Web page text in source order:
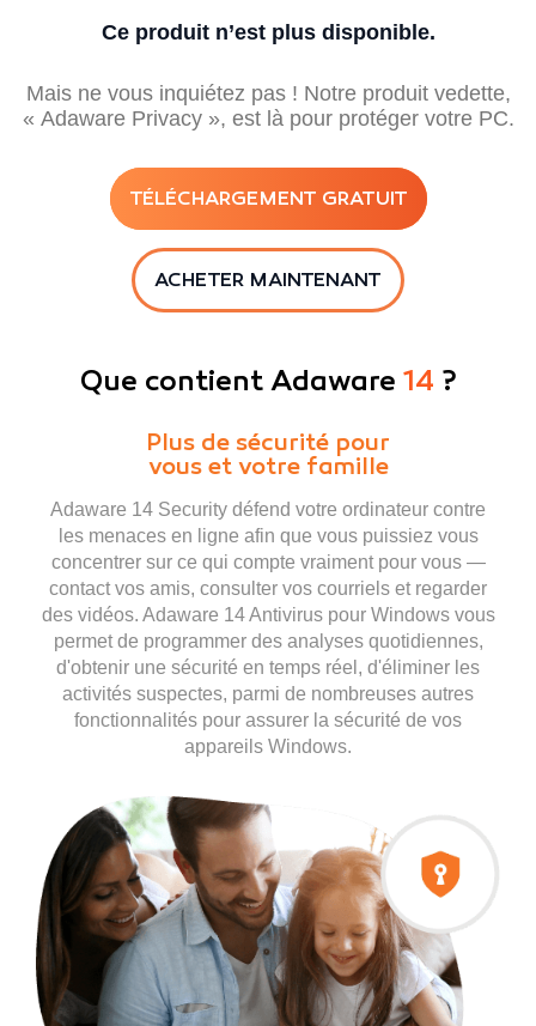
Ce produit n’est plus disponible.
Mais ne vous inquiétez pas ! Notre produit vedette,
« Adaware Privacy », est là pour protéger votre PC.
TÉLÉCHARGEMENT GRATUIT
ACHETER MAINTENANT
Que contient Adaware 14 ?
Plus de sécurité pour
vous et votre famille
Adaware 14 Security défend votre ordinateur contre
les menaces en ligne afin que vous puissiez vous
concentrer sur ce qui compte vraiment pour vous —
contact vos amis, consulter vos courriels et regarder
des vidéos. Adaware 14 Antivirus pour Windows vous
permet de programmer des analyses quotidiennes,
d'obtenir une sécurité en temps réel, d'éliminer les
activités suspectes, parmi de nombreuses autres
fonctionnalités pour assurer la sécurité de vos
appareils Windows.